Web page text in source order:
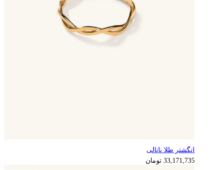
انگشتر طلا ناتالی
33,171,735 تومان